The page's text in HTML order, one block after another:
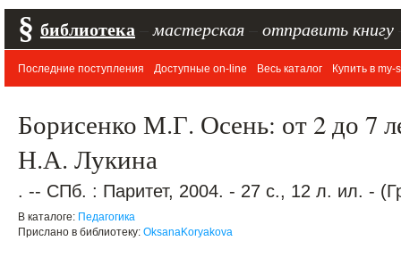
§ библиотека мастерская отправить книгу
Последние поступления Доступные on-line Весь каталог Купить в my-
Борисенко М.Г. Осень: от 2 до 7
Н.А. Лукина
. -- СПб. : Паритет, 2004. - 27 с., 12 л. ил. -
В каталоге: Педагогика
Прислано в библиотеку: OksanaKoryakova